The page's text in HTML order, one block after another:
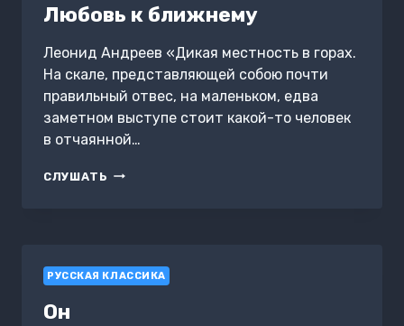
Любовь к ближнему
Леонид Андреев «Дикая местность в горах.
На скале, представляющей собою почти
правильный отвес, на маленьком, едва
заметном выступе стоит какой-то человек
в отчаянной…
СЛУШАТЬ ЛЮБОВЬ
РУССКАЯ КЛАССИКА
Он